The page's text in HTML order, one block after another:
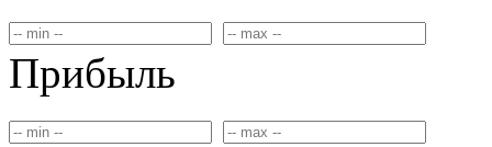
Прибыль